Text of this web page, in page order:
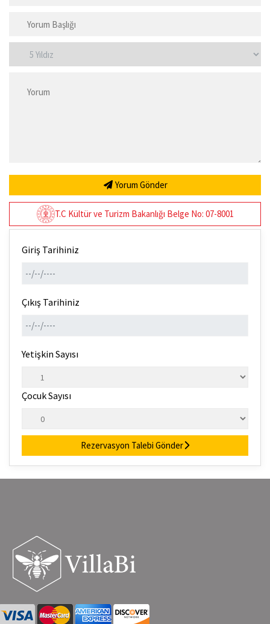
Yorum Gönder
T.C Kültür ve Turizm Bakanlığı Belge No: 07-8001
Giriş Tarihiniz
Çıkış Tarihiniz
Yetişkin Sayısı
Çocuk Sayısı
Rezervasyon Talebi Gönder